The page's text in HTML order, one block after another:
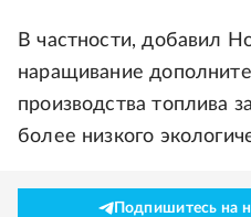
В частности, добавил
наращивание
производства топлива
более низкого
Подпишитесь на